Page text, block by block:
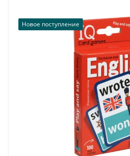
Новое поступление